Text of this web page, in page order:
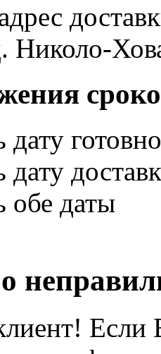
Николо-
дату
обе даты
Если